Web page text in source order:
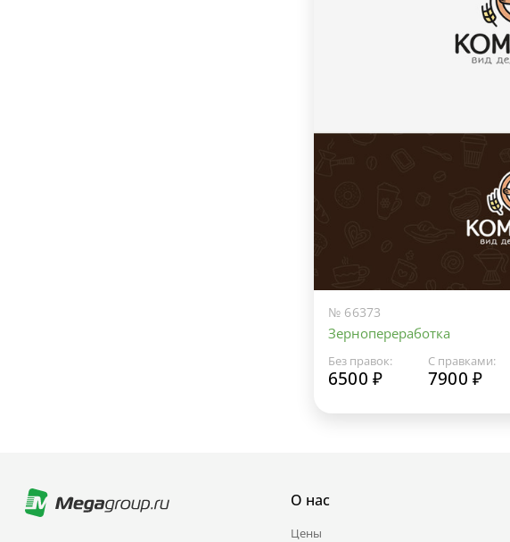
№ 66373
Зернопереработка
Без правок:
6500 ₽
С правками:
7900 ₽
О нас
Цены